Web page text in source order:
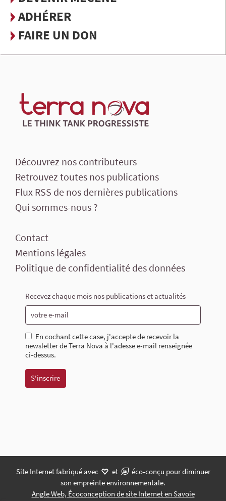
ADHÉRER
FAIRE UN DON
Découvrez nos contributeurs
Retrouvez toutes nos publications
Flux RSS de nos dernières publications
Qui sommes-nous ?
Contact
Mentions légales
Politique de confidentialité des données
Recevez chaque mois nos publications et actualités
En cochant cette case, j'accepte de recevoir la
newsletter de Terra Nova à l'adesse e-mail renseignée
ci-dessus.
Site Internet fabriqué avec et
éco-conçu pour diminuer
son empreinte environnementale.
Angle Web, Écoconception de site Internet en Savoie